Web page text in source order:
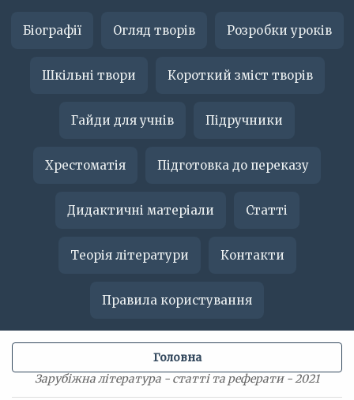
Біографії Огляд творів Розробки уроків
Шкільні твори Короткий зміст творів
Гайди для учнів Підручники
Хрестоматія Підготовка до переказу
Дидактичні матеріали Статті
Теорія літератури Контакти
Правила користування
Зарубіжна література - статті та реферати - 2021
Головна